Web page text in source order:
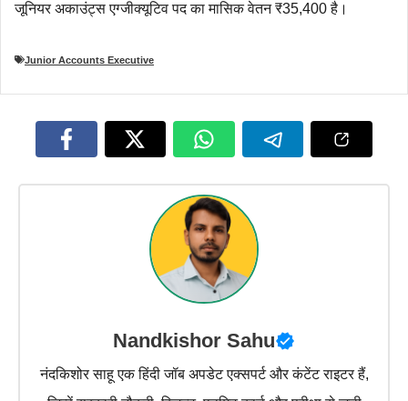
जूनियर अकाउंट्स एग्जीक्यूटिव पद का मासिक वेतन ₹35,400 है।
Junior Accounts Executive
Nandkishor Sahu
नंदकिशोर साहू एक हिंदी जॉब अपडेट एक्सपर्ट और कंटेंट राइटर हैं,